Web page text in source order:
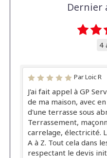
Dernier
4
Par Loic R
J'ai fait appel à GP
de ma maison, avec
d'une terrasse sous
Terrassement,
carrelage, électricité.
A à Z. Tout cela dans
respectant le devis